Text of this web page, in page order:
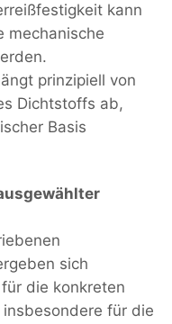
kann
mechanische
prinzipiell von
Dichtstoffs ab,
Basis
sich
die konkreten
für die